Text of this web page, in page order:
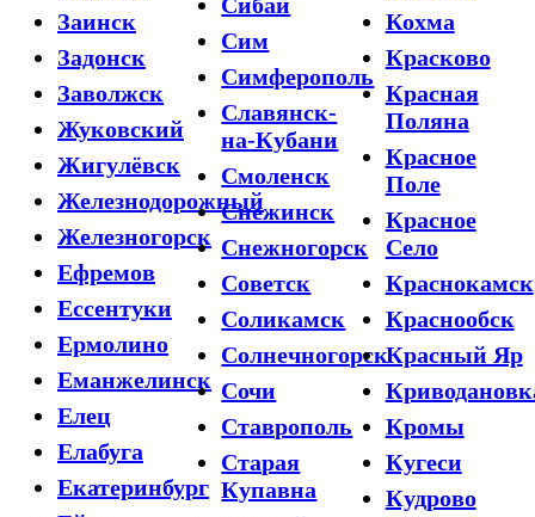
Заинск
Задонск
Заволжск
Жуковский
Жигулёвск
Железнодорожный
Железногорск
Ефремов
Ессентуки
Ермолино
Еманжелинск
Елец
Елабуга
Екатеринбург
Сим
Симферополь
Славянск-
на-Кубани
Смоленск
Снежинск
Снежногорск
Советск
Соликамск
Солнечногорск
Сочи
Ставрополь
Старая
Купавна
Кохма
Красково
Красная
Поляна
Красное
Поле
Красное
Село
Краснокамск
Краснообск
Красный Яр
Кромы
Кугеси
Кудрово